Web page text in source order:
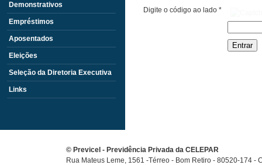
Demonstrativos
Empréstimos
Aposentados
Eleições
Seleção da Diretoria Executiva
Links
Digite o código ao lado *
© Previcel - Previdência Privada da CELEPAR
Rua Mateus Leme, 1561 -Térreo - Bom Retiro- 80520-174-